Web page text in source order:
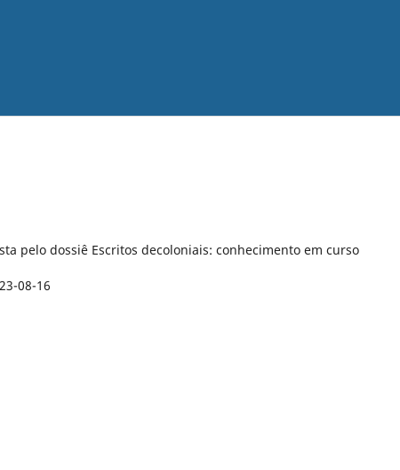
pelo dossiê Escritos decoloniais: conhecimento em curso
08-16